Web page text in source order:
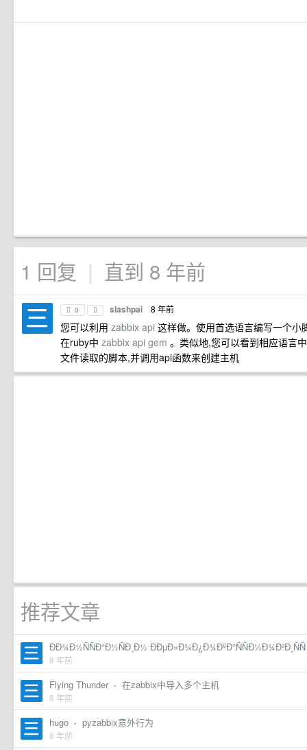
1 回复 | 直到 8 年前
0 slashpai 8 年前
您可以利用 zabbix api 这样做。使用首选语言编写一个
在ruby中 zabbix api gem 。类似地,您可以看到相应语言
文件读取的脚本,并调用api函数来创建主机
推荐文章
ÐÐ¾Ð½ÑÑÐ°Ð½ÑÐ¸Ð½ ÐÐµÐ»Ð¾Ð¿Ð¾ÐºÐ°ÑÑÐ½Ð¾Ð²Ð¸ÑÑ
8 年前
Flying Thunder · 在zabbix中导入多个主机
8 年前
hugo · pyzabbix意外行为
8 年前